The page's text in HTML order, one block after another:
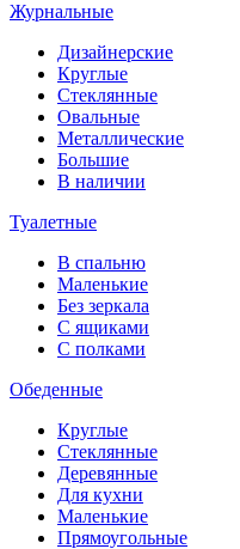
Журнальные
Дизайнерские
Круглые
Стеклянные
Овальные
Металлические
Большие
В наличии
Туалетные
В спальню
Маленькие
Без зеркала
С ящиками
С полками
Обеденные
Круглые
Стеклянные
Деревянные
Для кухни
Маленькие
Прямоугольные